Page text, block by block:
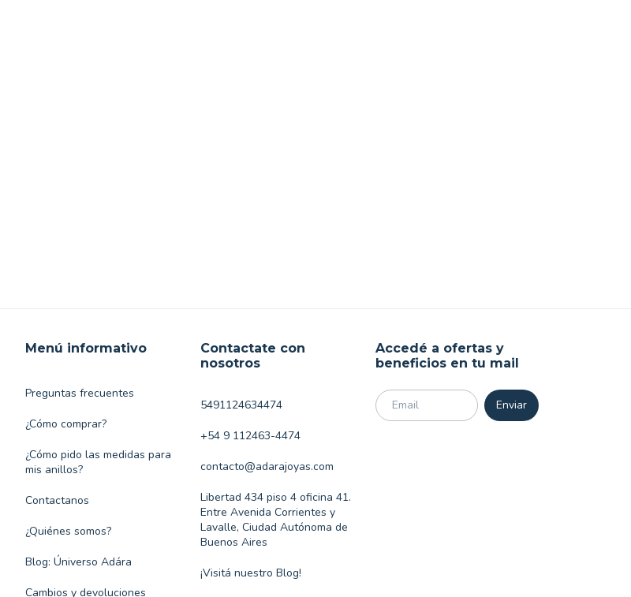
Menú informativo
Preguntas frecuentes
¿Cómo comprar?
¿Cómo pido las medidas para
mis anillos?
Contactanos
¿Quiénes somos?
Blog: Úniverso Adára
Cambios y devoluciones
Contactate con
nosotros
5491124634474
+54 9 112463-4474
contacto@adarajoyas.com
Libertad 434 piso 4 oficina 41.
Entre Avenida Corrientes y
Lavalle, Ciudad Autónoma de
Buenos Aires
¡Visitá nuestro Blog!
Accedé a ofertas y
beneficios en tu mail